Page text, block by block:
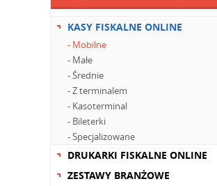
KASY FISKALNE ONLINE
- Mobilne
- Małe
- Średnie
- Z terminalem
- Kasoterminal
- Bileterki
- Specjalizowane
DRUKARKI FISKALNE ONLINE
ZESTAWY BRANŻOWE